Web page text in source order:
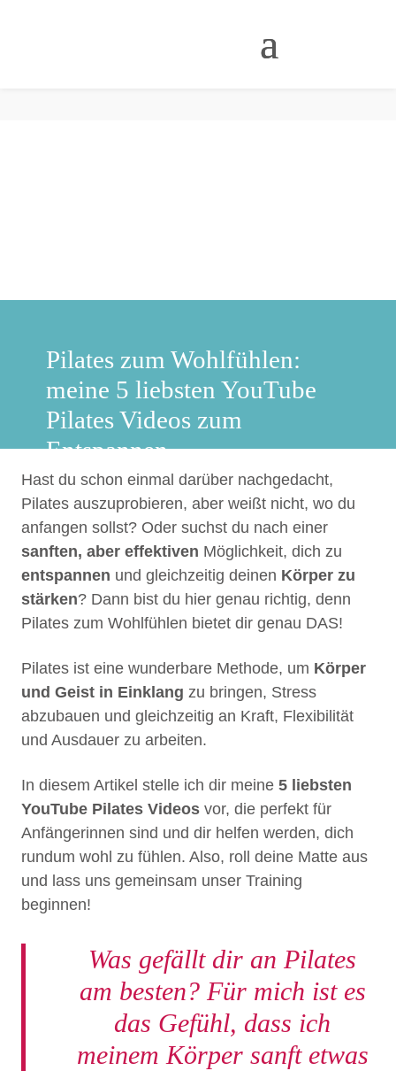
Pilates zum Wohlfühlen:
meine 5 liebsten YouTube
Pilates Videos zum
Entspannen
Hast du schon einmal darüber nachgedacht,
Pilates auszuprobieren, aber weißt nicht, wo du
anfangen sollst? Oder suchst du nach einer
sanften, aber effektiven Möglichkeit, dich zu
entspannen und gleichzeitig deinen Körper zu
stärken? Dann bist du hier genau richtig, denn
Pilates zum Wohlfühlen bietet dir genau DAS!
Pilates ist eine wunderbare Methode, um Körper
und Geist in Einklang zu bringen, Stress
abzubauen und gleichzeitig an Kraft, Flexibilität
und Ausdauer zu arbeiten.
In diesem Artikel stelle ich dir meine 5 liebsten
YouTube Pilates Videos vor, die perfekt für
Anfängerinnen sind und dir helfen werden, dich
rundum wohl zu fühlen. Also, roll deine Matte aus
und lass uns gemeinsam unser Training
beginnen!
Was gefällt dir an Pilates
am besten? Für mich ist es
das Gefühl, dass ich
meinem Körper sanft etwas